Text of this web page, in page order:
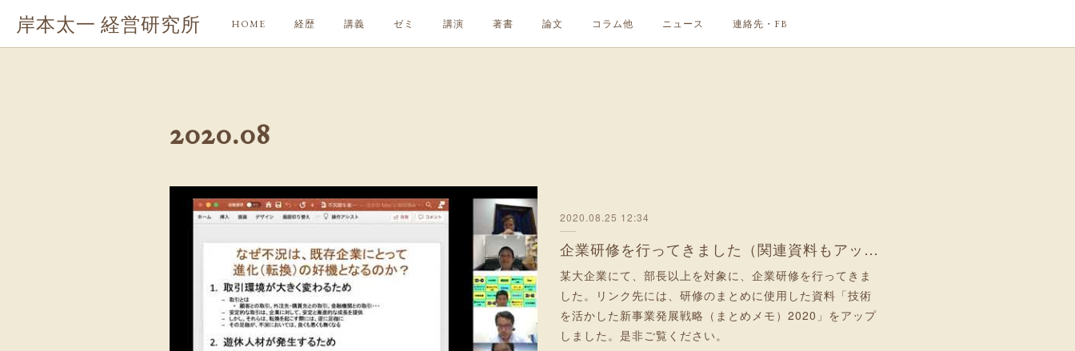
岸本太一 経営研究所 HOME 経歴 講義 ゼミ 講演 著書 論文 コラム他 ニュース 連絡先・FB
2020.08
2020.08.25 12:34
企業研修を行ってきました（関連資料もアップ）
某大企業にて、部長以上を対象に、企業研修を行ってきま
した。リンク先には、研修のまとめに使用した資料「技術
を活かした新事業発展戦略（まとめメモ）2020」をアップ
しました。是非ご覧ください。